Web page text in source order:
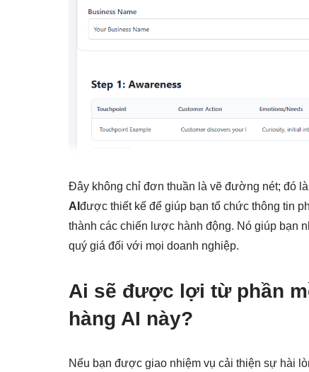
Đây không chỉ đơn thuần là vẽ đường nét; đó
AI được thiết kế để giúp bạn tổ chức thông tin
thành các chiến lược hành động. Nó giúp bạn
quý giá đối với mọi doanh nghiệp.
Ai sẽ được lợi từ phần
hàng AI này?
Nếu bạn được giao nhiệm vụ cải thiện sự hài